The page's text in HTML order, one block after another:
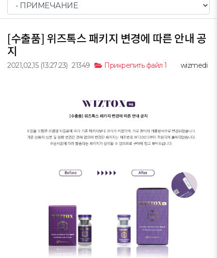
[수출품] 위즈톡스 패키지 변경에 따른 안내 공
지
wizmedi
2021,02,15 (13:27:23) 21349 Прикрепить файл 1